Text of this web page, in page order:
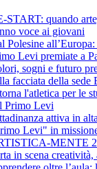
START: quando
voce ai giovani
Polesine all’Europa:
Levi premiate a
sogni e futuro
facciata della sede
l'atletica per le
Primo Levi
attiva in
Levi" in
MENTE
in scena creatività,